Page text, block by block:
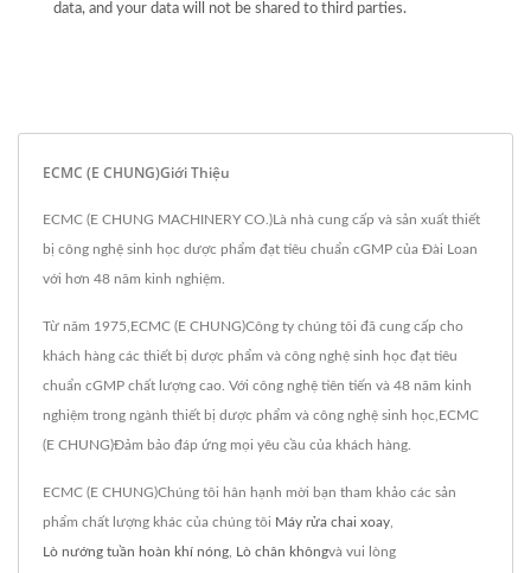
data, and your data will not be shared to third parties.
ECMC (E CHUNG)Giới Thiệu
ECMC (E CHUNG MACHINERY CO.)Là nhà cung cấp và sản xuất thiết
bị công nghệ sinh học dược phẩm đạt tiêu chuẩn cGMP của Đài Loan
với hơn 48 năm kinh nghiệm.
Từ năm 1975,ECMC (E CHUNG)Công ty chúng tôi đã cung cấp cho
khách hàng các thiết bị dược phẩm và công nghệ sinh học đạt tiêu
chuẩn cGMP chất lượng cao. Với công nghệ tiên tiến và 48 năm kinh
nghiệm trong ngành thiết bị dược phẩm và công nghệ sinh học,ECMC
(E CHUNG)Đảm bảo đáp ứng mọi yêu cầu của khách hàng.
ECMC (E CHUNG)Chúng tôi hân hạnh mời bạn tham khảo các sản
phẩm chất lượng khác của chúng tôi Máy rửa chai xoay
Lò nướng tuần hoàn khí nóng Lò chân khôngvà vui lòng